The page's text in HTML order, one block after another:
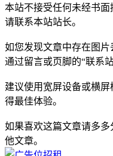
本站不接受任何未经书
请联系本站站长。
如您发现文章中存在图
通过留言或页脚的“联系
建议使用宽屏设备或横
得最佳体验。
如果喜欢这篇文章请多
他文章。